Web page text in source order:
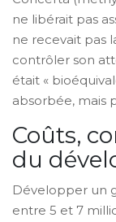
ne libérait pas
ne recevait pas
contrôler son
était «
absorbée, mais
Coûts,
du
Développer un
entre 5 et 7